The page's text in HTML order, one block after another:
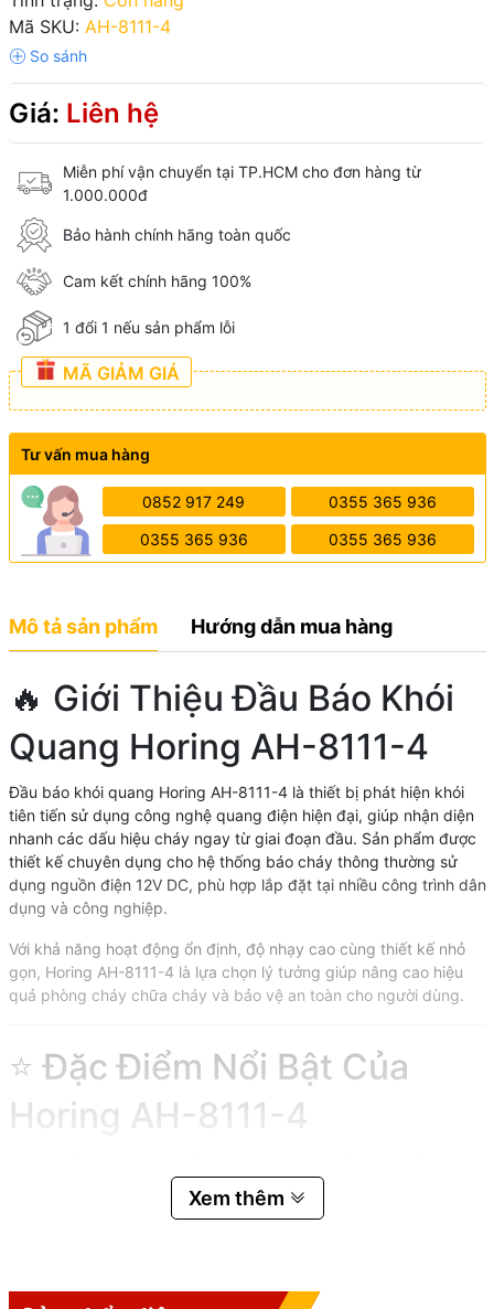
Mã SKU: AH-8111-4
Giá: Liên hệ
Miễn phí vận chuyển tại TP.HCM cho đơn hàng từ
1.000.000đ
Bảo hành chính hãng toàn quốc
Cam kết chính hãng 100%
1 đổi 1 nếu sản phẩm lỗi
MÃ GIẢM GIÁ
Tư vấn mua hàng
0852 917 249 0355 365 936
0355 365 936 0355 365 936
Mô tả sản phẩm Hướng dẫn mua hàng
🔥 Giới Thiệu Đầu Báo Khói
Quang Horing AH-8111-4
Đầu báo khói quang Horing AH-8111-4 là thiết bị phát hiện khói
tiên tiến sử dụng công nghệ quang điện hiện đại, giúp nhận diện
nhanh các dấu hiệu cháy ngay từ giai đoạn đầu. Sản phẩm được
thiết kế chuyên dụng cho hệ thống báo cháy thông thường sử
dụng nguồn điện 12V DC, phù hợp lắp đặt tại nhiều công trình dân
dụng và công nghiệp.
Với khả năng hoạt động ổn định, độ nhạy cao cùng thiết kế nhỏ
gọn, Horing AH-8111-4 là lựa chọn lý tưởng giúp nâng cao hiệu
quả phòng cháy chữa cháy và bảo vệ an toàn cho người dùng.
⭐ Đặc Điểm Nổi Bật Của
Horing AH-8111-4
✅ Công nghệ quang điện hiện
Xem thêm